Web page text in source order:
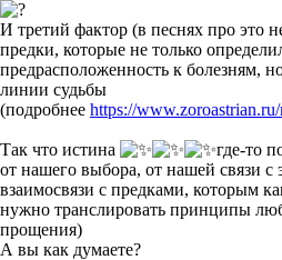
И третий фактор (в песнях про это
предки, которые не только
предрасположенность к болезням,
линии судьбы
(подробнее https://
Так что истина
где-то
от нашего выбора, от нашей связи с
взаимосвязи с предками, которым
нужно транслировать принципы
прощения)
А вы как думаете?